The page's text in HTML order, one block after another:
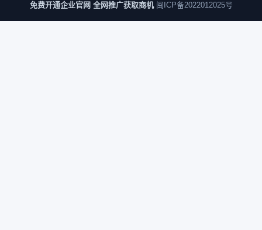
免费开通企业官网 全网推广获取商机 闽ICP备2022012025号